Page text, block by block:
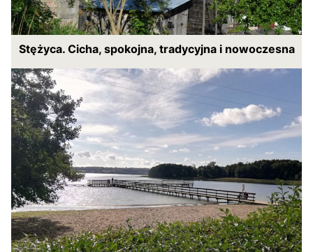
Stężyca. Cicha, spokojna, tradycyjna i nowoczesna